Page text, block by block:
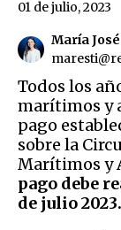
María
01 de julio, 2023
Todos los
marítimos y
pago
sobre la
Marítimos y
pago debe
de julio 2023.